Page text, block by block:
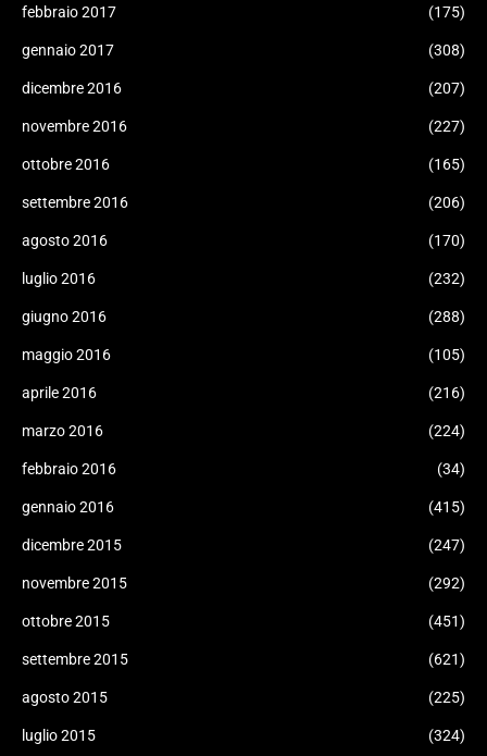
febbraio 2017 (175)
gennaio 2017 (308)
dicembre 2016 (207)
novembre 2016 (227)
ottobre 2016 (165)
settembre 2016 (206)
agosto 2016 (170)
luglio 2016 (232)
giugno 2016 (288)
maggio 2016 (105)
aprile 2016 (216)
marzo 2016 (224)
febbraio 2016 (34)
gennaio 2016 (415)
dicembre 2015 (247)
novembre 2015 (292)
ottobre 2015 (451)
settembre 2015 (621)
agosto 2015 (225)
luglio 2015 (324)